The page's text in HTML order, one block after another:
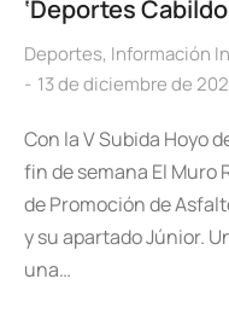
‘Deportes
Deportes, Información
13 de diciembre de
Con la V Subida Hoyo
fin de semana El Muro
de Promoción de
y su apartado Júnior.
una…